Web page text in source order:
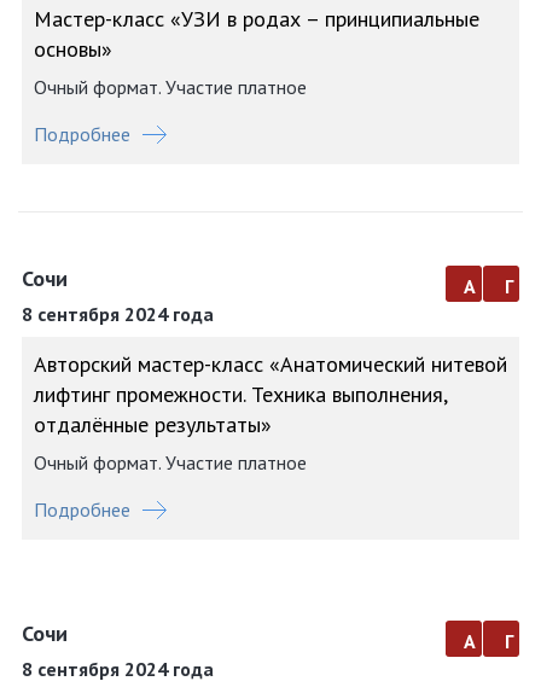
Мастер-класс «УЗИ в родах – принципиальные
основы»
Очный формат. Участие платное
Подробнее
Сочи
8 сентября 2024 года
а г
Авторский мастер-класс «Анатомический нитевой
лифтинг промежности. Техника выполнения,
отдалённые результаты»
Очный формат. Участие платное
Подробнее
Сочи
8 сентября 2024 года
а г